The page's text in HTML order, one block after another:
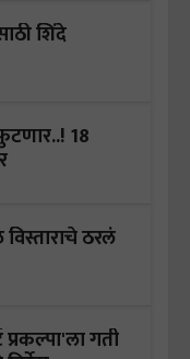
शिंदे
18
ठरलं
गती